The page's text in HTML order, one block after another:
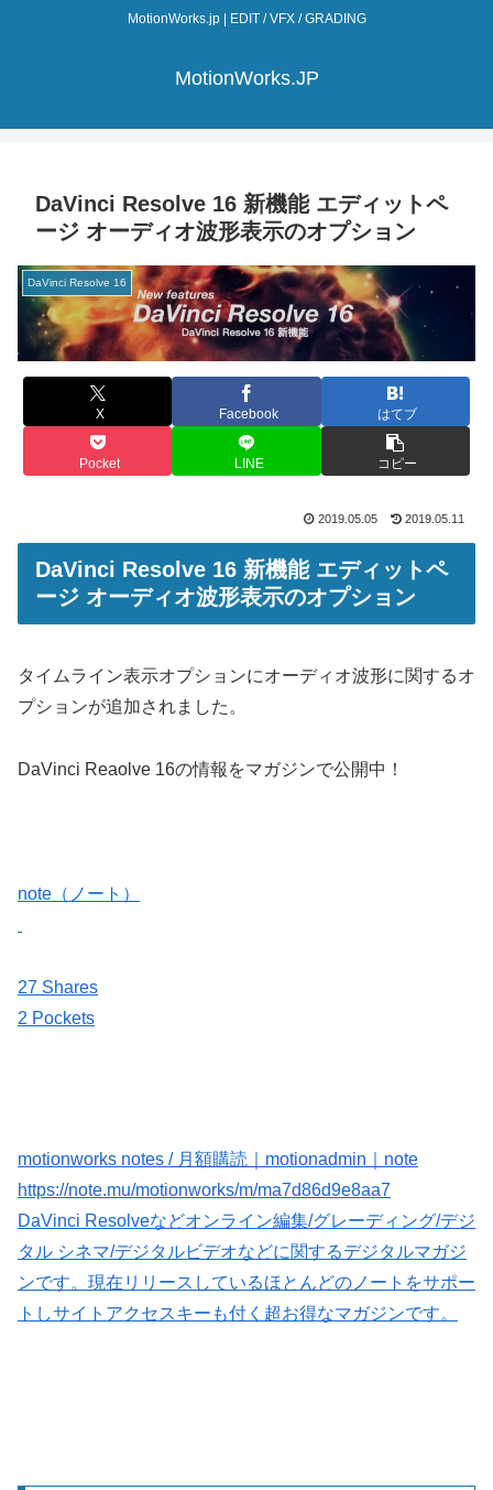
MotionWorks.jp | EDIT / VFX / GRADING
MotionWorks.JP
DaVinci Resolve 16 新機能 エディットペ
ージ オーディオ波形表示のオプション
DaVinci Resolve 16
X Facebook はてブ
Pocket LINE コピー
2019.05.05 2019.05.11
DaVinci Resolve 16 新機能 エディットペ
ージ オーディオ波形表示のオプション
タイムライン表示オプションにオーディオ波形に関するオ
プションが追加されました。
DaVinci Reaolve 16の情報をマガジンで公開中！
note（ノート）
27 Shares
2 Pockets
motionworks notes / 月額購読｜motionadmin｜note
https://note.mu/motionworks/m/ma7d86d9e8aa7
DaVinci Resolveなどオンライン編集/グレーディング/デジ
タル シネマ/デジタルビデオなどに関するデジタルマガジ
ンです。現在リリースしているほとんどのノートをサポー
トしサイトアクセスキーも付く超お得なマガジンです。